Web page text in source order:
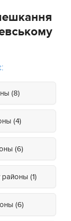
(8)
(4)
(6)
(1)
(6)